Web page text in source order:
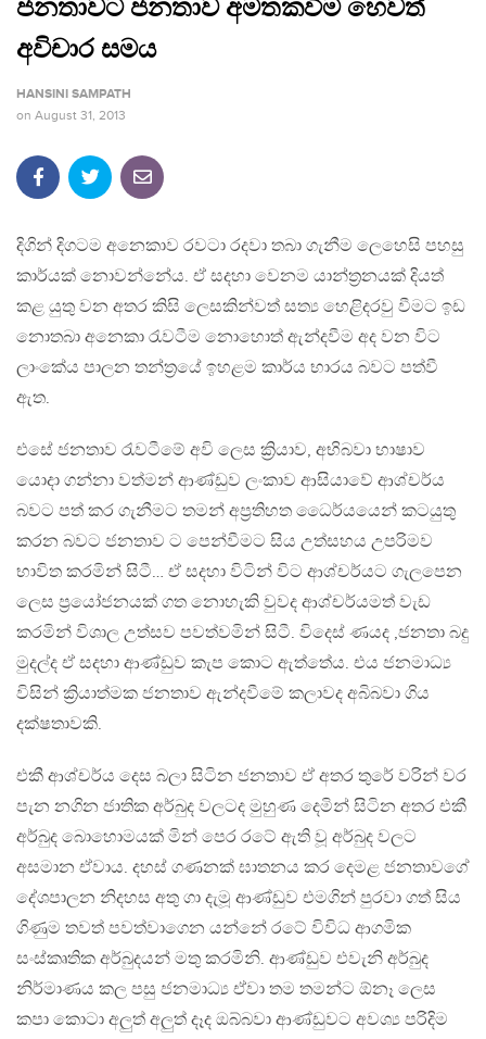
ජනතාවට ජනතාව අමතකවීම හෙවත්
අවිචාර සමය
HANSINI SAMPATH
on August 31, 2013
දිගින් දිගටම අනෙකාව රවටා ර‍දවා තබා ගැනීම ලෙහෙසි පහසු
කාර්යක් නොවන්නේය. ඒ සදහා වෙනම යාන්ත්‍රනයක් දියත්
කළ යුතු වන අතර කිසි ලෙසකින්වත් සත්‍ය හෙළිදරවු වීමට ඉඩ
නොතබා අනෙකා රැවටීම නොහොත් ඇන්දවීම අද වන විට
ලාංකේය පාලන තන්ත්‍රයේ ඉහළම කාර්ය භාරය බවට පත්වී
ඇත.
එසේ ජනතාව රැවටීමේ අවි ලෙස ක්‍රියාව, අභිබවා භාෂාව
යොදා ගන්නා වත්මන් ආණ්ඩුව ලංකාව ආසියාවේ ආශ්චර්ය
බවට පත් කර ගැනීමට තමන් අප්‍රතිහත ධෛර්යයෙන් කටයුතු
කරන බවට ජනතාව ට පෙන්වීමට සිය උත්සහය උපරිමව
භාවිත කරමින් සිටී… ඒ සදහා විටින් විට ආශ්චර්යට ගැලපෙන
ලෙස ප්‍රයෝජනයක් ගත නොහැකි වුවද ආශ්චර්යමත් වැඩ
කරමින් විශාල උත්සව පවත්වමින් සිටී. විදෙස් ණයද ,ජනතා බදු
මුදල්ද ඒ සදහා ආණ්ඩුව කැප කොට ඇත්තේය. එය ජනමාධ්‍ය
විසින් ක්‍රියාත්මක ජනතාව ඇන්දවීමේ කලාවද අබිබවා ගිය
දක්ෂතාවකි.
එකී ආශ්චර්ය දෙස බලා සිටින ජනතාව ඒ අතර තුරේ වරින් වර
පැන නගින ජාතික අර්බුද වලටද මුහුණ දෙමින් සිටින අතර එකී
අර්බුද බොහොමයක් මින් පෙර රටේ ඇති වූ අර්බුද වලට
අසමාන ඒවාය. දහස් ගණනක් ඝාතනය කර දෙමළ ජනතාවගේ
දේශපාලන නිදහස අතු ගා දැමූ ආණ්ඩුව එමගින් පුරවා ගත් සිය
ගිණුම තවත් පවත්වාගෙන යන්නේ රටේ විවිධ ආගමික
සංස්කෘතික අර්බුදයන් මතු කරමිනි. ආණ්ඩුව එවැනි අර්බුද
නිර්මාණය කල පසු ජනමාධ්‍ය ඒවා තම තමන්ට ඕනෑ ලෙස
කපා කොටා අලුත් අලුත් දෑද ඔබ්බවා ආණ්ඩුවට අවශ්‍ය පරිදිම